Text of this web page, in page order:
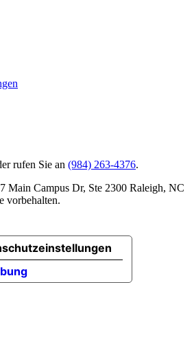
rufen Sie an (984) 263-4376.
Main Campus Dr, Ste 2300 Raleigh, NC
vorbehalten.